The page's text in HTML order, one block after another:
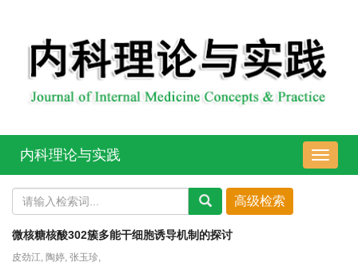
导
航
内科理论与实践
微核糖核酸302簇多能干细胞诱导机制的探讨
皮劲江, 陶婷, 张玉珍,